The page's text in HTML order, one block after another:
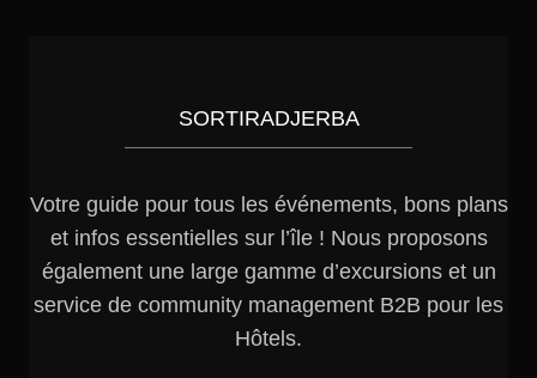
SORTIRADJERBA
Votre guide pour tous les événements, bons plans
et infos essentielles sur l’île ! Nous proposons
également une large gamme d’excursions et un
service de community management B2B pour les
Hôtels.